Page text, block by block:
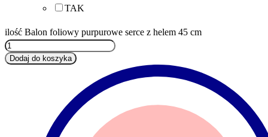
TAK
ilość Balon foliowy purpurowe serce z helem 45 cm
Dodaj do koszyka